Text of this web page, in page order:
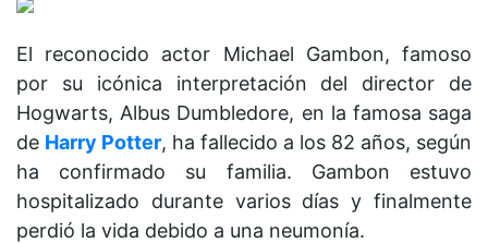
El reconocido actor Michael Gambon, famoso
por su icónica interpretación del director de
Hogwarts, Albus Dumbledore, en la famosa saga
de Harry Potter, ha fallecido a los 82 años, según
ha confirmado su familia. Gambon estuvo
hospitalizado durante varios días y finalmente
perdió la vida debido a una neumonía.